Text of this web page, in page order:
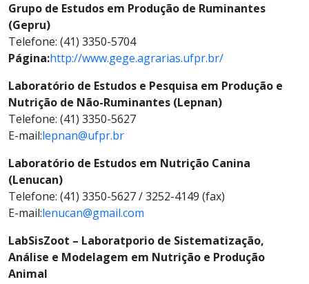
Grupo de Estudos em Produção de Ruminantes
(Gepru)
Telefone: (41) 3350-5704
Página:http://www.gege.agrarias.ufpr.br/
Laboratório de Estudos e Pesquisa em Produção e
Nutrição de Não-Ruminantes (Lepnan)
Telefone: (41) 3350-5627
E-mail:lepnan@ufpr.br
Laboratório de Estudos em Nutrição Canina
(Lenucan)
Telefone: (41) 3350-5627 / 3252-4149 (fax)
E-mail:lenucan@gmail.com
LabSisZoot – Laboratporio de Sistematização,
Análise e Modelagem em Nutrição e Produção
Animal